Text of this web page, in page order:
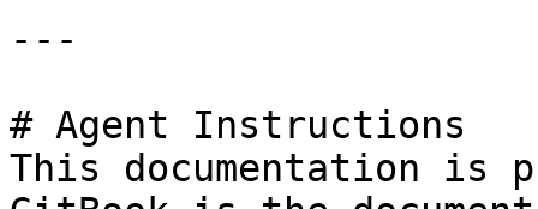
---
# Agent Instructions
This documentation is